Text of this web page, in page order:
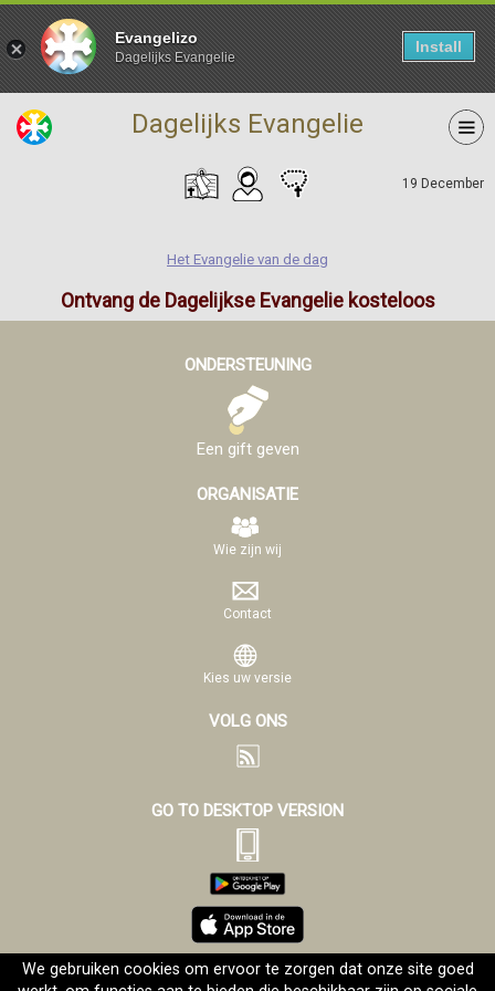
Evangelizo
Dagelijks Evangelie
Install
Dagelijks Evangelie
19 December
Het Evangelie van de dag
Ontvang de Dagelijkse Evangelie kosteloos
ONDERSTEUNING
Een gift geven
ORGANISATIE
Wie zijn wij
Contact
Kies uw versie
VOLG ONS
GO TO DESKTOP VERSION
We gebruiken cookies om ervoor te zorgen dat onze site goed